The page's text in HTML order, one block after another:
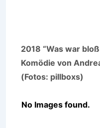
2018 “Was war
Komödie von
(Fotos: pillboxs)
No Images found.